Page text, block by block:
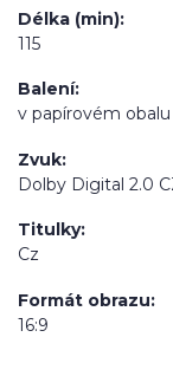
Délka (min)
115
Balení
v papírovém obalu
Zvuk
Dolby Digital 2.0
Titulky
Cz
Formát obrazu
16:9